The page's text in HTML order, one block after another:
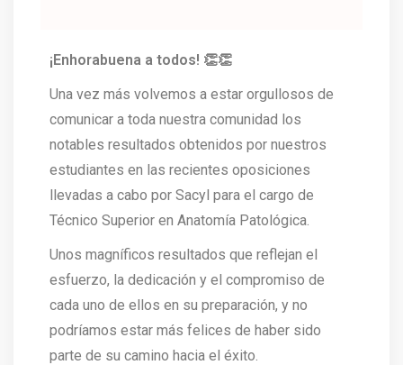
¡Enhorabuena a todos! 👏👏
Una vez más volvemos a estar orgullosos de
comunicar a toda nuestra comunidad los
notables resultados obtenidos por nuestros
estudiantes en las recientes oposiciones
llevadas a cabo por Sacyl para el cargo de
Técnico Superior en Anatomía Patológica.
Unos magníficos resultados que reflejan el
esfuerzo, la dedicación y el compromiso de
cada uno de ellos en su preparación, y no
podríamos estar más felices de haber sido
parte de su camino hacia el éxito.